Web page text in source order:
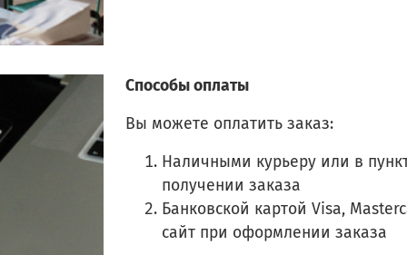
Способы оплаты
Вы можете оплатить заказ:
Наличными курьеру или в
получении заказа
Банковской картой Visa,
сайт при оформлении заказа